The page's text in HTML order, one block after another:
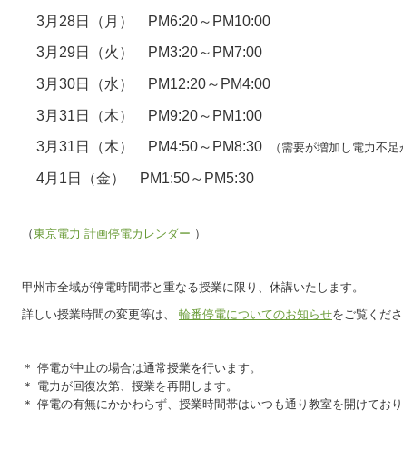
3月28日（月） PM6:20～PM10:00
3月29日（火） PM3:20～PM7:00
3月30日（水） PM12:20～PM4:00
3月31日（木） PM9:20～PM1:00
3月31日（木） PM4:50～PM8:30 （需要が増加し電力不
4月1日（金） PM1:50～PM5:30
（東京電力 計画停電カレンダー ）
甲州市全域が停電時間帯と重なる授業に限り、休講いたします。
詳しい授業時間の変更等は、 輪番停電についてのお知らせをご覧くださ
＊ 停電が中止の場合は通常授業を行います。
＊ 電力が回復次第、授業を再開します。
＊ 停電の有無にかかわらず、授業時間帯はいつも通り教室を開けており